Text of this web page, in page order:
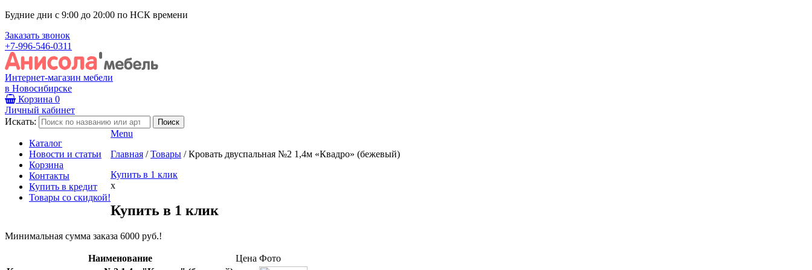
Будние дни с 9:00 до 20:00 по НСК времени
Заказать звонок
+7-996-546-0311
Интернет-магазин мебели
в Новосибирске
Корзина 0
Личный кабинет
Искать:
Каталог
Новости и статьи
Корзина
Контакты
Купить в кредит
Товары со скидкой!
Menu
Главная / Товары / Кровать двуспальная №2 1,4м «Квадро» (бежевый)
Купить в 1 клик
x
Купить в 1 клик
Минимальная сумма заказа 6000 руб.!
Наименование Цена Фото